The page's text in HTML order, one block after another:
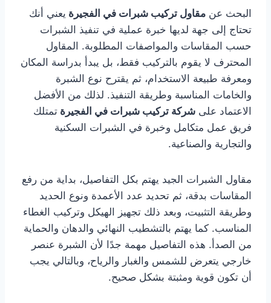
البحث عن مقاول تركيب شبرات في الفجيرة يعني أنك
تحتاج إلى جهة لديها خبرة عملية في تنفيذ الشبرات
حسب المقاسات والمواصفات المطلوبة. المقاول
المحترف لا يقوم بالتركيب فقط، بل يبدأ بدراسة المكان
ومعرفة طبيعة الاستخدام، ثم يقترح نوع الشبرة
والخامات المناسبة وطريقة التنفيذ. لذلك من الأفضل
الاعتماد على شركة تركيب شبرات في الفجيرة تمتلك
فريق عمل متكامل وخبرة في الشبرات السكنية
والتجارية والصناعية.
مقاول الشبرات الجيد يهتم بكل التفاصيل، بداية من رفع
المقاسات بدقة، ثم تحديد عدد الأعمدة ونوع الحديد
وطريقة التثبيت، وبعد ذلك تجهيز الهيكل وتركيب الغطاء
المناسب. كما يهتم بالتشطيب النهائي والدهان والحماية
من الصدأ. هذه التفاصيل مهمة جدًا لأن الشبرة عنصر
خارجي يتعرض للشمس والغبار والرياح، وبالتالي يجب
أن تكون قوية ومثبتة بشكل صحيح.